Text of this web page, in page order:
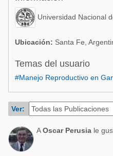
Acuacultura
Micotoxinas
Avicultura
Porcicultura
Lechería
Comunidades en portugués
Lechería
Universidad Nacional
Ubicación: Santa Fe,
Temas del usuario
#Manejo Reproductivo en
Ver:
AOscar Perusia le